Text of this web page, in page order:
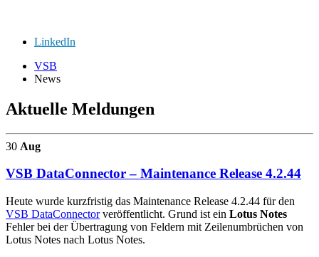
LinkedIn
VSB
News
Aktuelle Meldungen
30 Aug
VSB DataConnector – Maintenance Release 4.2.44
Heute wurde kurzfristig das Maintenance Release 4.2.44 für den
VSB DataConnectorveröffentlicht. Grund ist ein Lotus Notes
Fehler bei der Übertragung von Feldern mit Zeilenumbrüchen von
Lotus Notes nach Lotus Notes.